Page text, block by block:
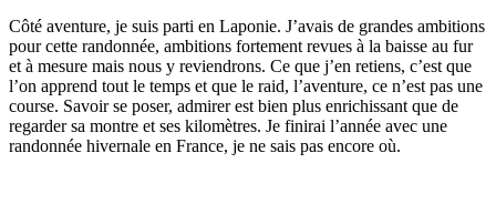
Côté aventure, je suis parti en Laponie. J’avais de grandes ambitions
pour cette randonnée, ambitions fortement revues à la baisse au fur
et à mesure mais nous y reviendrons. Ce que j’en retiens, c’est que
l’on apprend tout le temps et que le raid, l’aventure, ce n’est pas une
course. Savoir se poser, admirer est bien plus enrichissant que de
regarder sa montre et ses kilomètres. Je finirai l’année avec une
randonnée hivernale en France, je ne sais pas encore où.